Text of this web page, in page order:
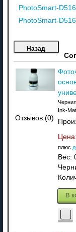
PhotoSmart-
PhotoSmart-
Отзывов (0)
Ink-
плюс
Вес:
В